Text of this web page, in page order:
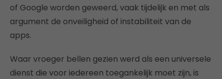
of Google worden geweerd, vaak tijdelijk en met als
argument de onveiligheid of instabiliteit van de
apps.
Waar vroeger bellen gezien werd als een universele
dienst die voor iedereen toegankelijk moet zijn, is